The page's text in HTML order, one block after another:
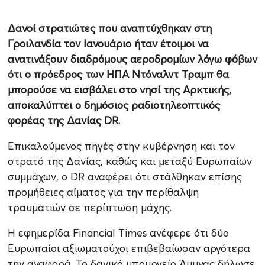
Δανοί στρατιώτες που αναπτύχθηκαν στη
Γροιλανδία τον Ιανουάριο ήταν έτοιμοι να
ανατινάξουν διαδρόμους αεροδρομίων λόγω φόβων
ότι ο πρόεδρος των ΗΠΑ Ντόναλντ Τραμπ θα
μπορούσε να εισβάλει στο νησί της Αρκτικής,
αποκαλύπτει ο δημόσιος ραδιοτηλεοπτικός
φορέας της Δανίας DR.
Επικαλούμενος πηγές στην κυβέρνηση και τον
στρατό της Δανίας, καθώς και μεταξύ Ευρωπαίων
συμμάχων, ο DR αναφέρει ότι στάλθηκαν επίσης
προμήθειες αίματος για την περίθαλψη
τραυματιών σε περίπτωση μάχης.
Η εφημερίδα Financial Times ανέφερε ότι δύο
Ευρωπαίοι αξιωματούχοι επιβεβαίωσαν αργότερα